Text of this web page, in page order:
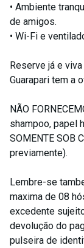
• Ambiente
de amigos.
• Wi-Fi e
Reserve já e
Guarapari tem a
NÃO
shampoo, papel
SOMENTE SOB
previamente).
Lembre-se
maxima de 08
excedente
devolução do
pulseira de